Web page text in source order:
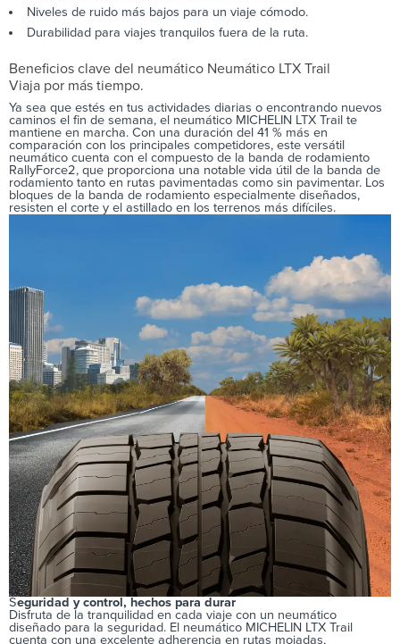
Niveles de ruido más bajos para un viaje cómodo.
Durabilidad para viajes tranquilos fuera de la ruta.
Beneficios clave del neumático Neumático LTX Trail
Viaja por más tiempo.
Ya sea que estés en tus actividades diarias o encontrando nuevos
caminos el fin de semana, el neumático MICHELIN LTX Trail te
mantiene en marcha. Con una duración del 41 % más en
comparación con los principales competidores, este versátil
neumático cuenta con el compuesto de la banda de rodamiento
RallyForce2, que proporciona una notable vida útil de la banda de
rodamiento tanto en rutas pavimentadas como sin pavimentar. Los
bloques de la banda de rodamiento especialmente diseñados,
resisten el corte y el astillado en los terrenos más difíciles.
Seguridad y control, hechos para durar
Disfruta de la tranquilidad en cada viaje con un neumático
diseñado para la seguridad. El neumático MICHELIN LTX Trail
cuenta con una excelente adherencia en rutas mojadas,